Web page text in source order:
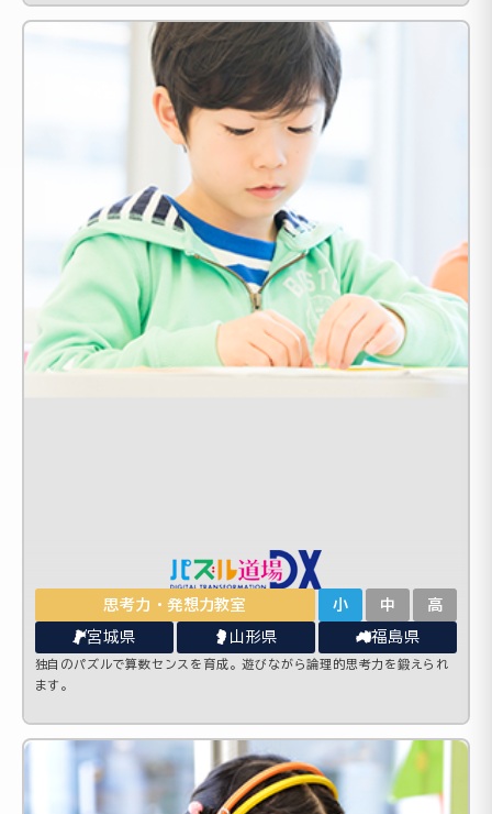
思考力・発想力教室 小 中 高
宮城県 山形県 福島県
独自のパズルで算数センスを育成。遊びながら論理的思考力を鍛えられ
ます。